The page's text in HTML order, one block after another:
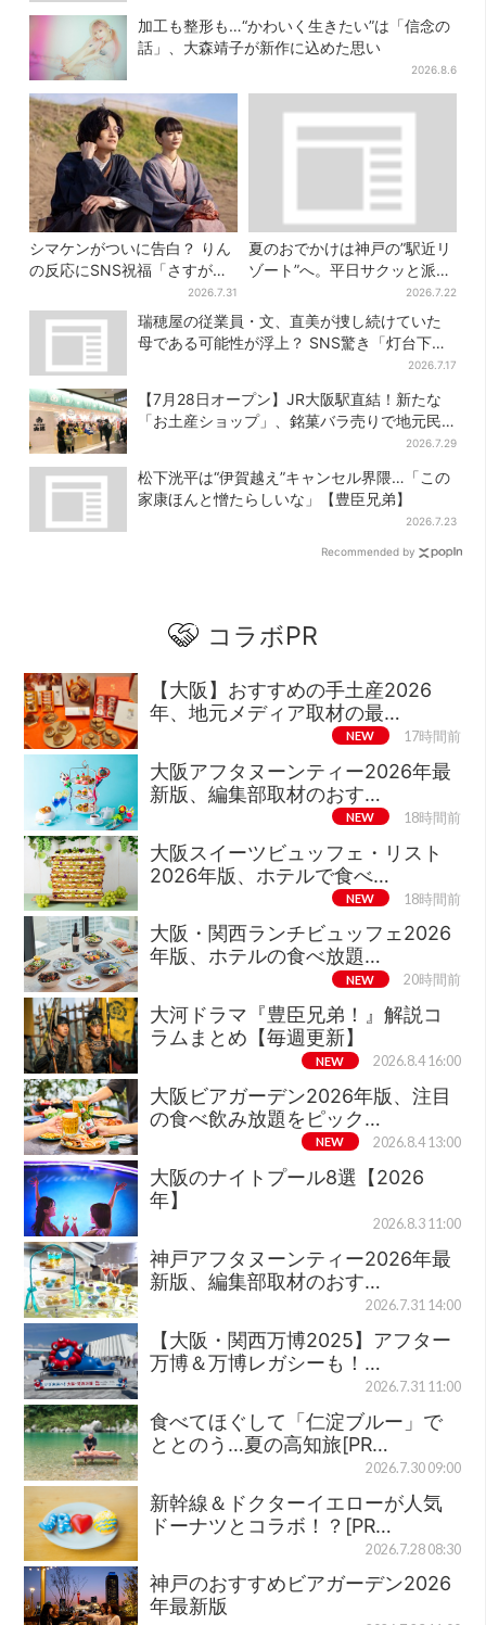
加工も整形も…“かわいく生きたい”は「信念の
話」、大森靖子が新作に込めた思い
2026.8.6
シマケンがついに告白？ りん
の反応にSNS祝福「さすがに
2026.7.31
夏のおでかけは神戸の”駅近リ
ゾート”へ。平日サクッと派
も、休日ガッツリ派も！タイ
パ抜群、約20種の楽しみ方
2026.7.22
瑞穂屋の従業員・文、直美が捜し続けていた
母である可能性が浮上？ SNS驚き「灯台下暗
2026.7.17
【7月28日オープン】JR大阪駅直結！新たな
「お土産ショップ」、銘菓バラ売りで地元民
2026.7.29
松下洸平は“伊賀越え”キャンセル界隈…「この
家康ほんと憎たらしいな」【豊臣兄弟】
2026.7.23
Recommended by
コラボPR
【大阪】おすすめの手土産2026
年、地元メディア取材の最…
NEW 17時間前
大阪アフタヌーンティー2026年最
新版、編集部取材のおす…
NEW 18時間前
大阪スイーツビュッフェ・リスト
2026年版、ホテルで食べ…
NEW 18時間前
大阪・関西ランチビュッフェ2026
年版、ホテルの食べ放題…
NEW 20時間前
大河ドラマ『豊臣兄弟！』解説コ
ラムまとめ【毎週更新】
NEW 2026.8.4 16:00
大阪ビアガーデン2026年版、注目
の食べ飲み放題をピック…
NEW 2026.8.4 13:00
大阪のナイトプール8選【2026
年】
2026.8.3 11:00
神戸アフタヌーンティー2026年最
新版、編集部取材のおす…
2026.7.31 14:00
【大阪・関西万博2025】アフター
万博＆万博レガシーも！…
2026.7.31 11:00
食べてほぐして「仁淀ブルー」で
ととのう…夏の高知旅[PR…
2026.7.30 09:00
新幹線＆ドクターイエローが人気
ドーナツとコラボ！？[PR…
2026.7.28 08:30
神戸のおすすめビアガーデン2026
年最新版